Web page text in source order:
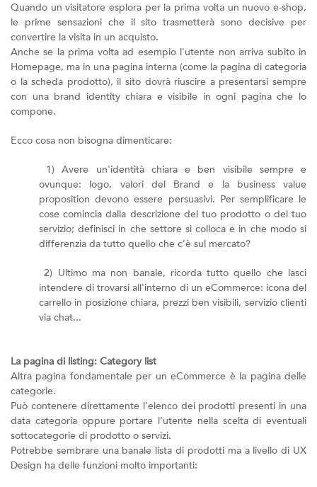
Quando un visitatore esplora per la prima volta un nuovo e-shop,
le prime sensazioni che il sito trasmetterà sono decisive per
convertire la visita in un acquisto.
Anche se la prima volta ad esempio l'utente non arriva subito in
Homepage, ma in una pagina interna (come la pagina di categoria
o la scheda prodotto), il sito dovrà riuscire a presentarsi sempre
con una brand identity chiara e visibile in ogni pagina che lo
compone.
Ecco cosa non bisogna dimenticare:
1) Avere un'identità chiara e ben visibile sempre e
ovunque: logo, valori del Brand e la business value
proposition devono essere persuasivi. Per semplificare le
cose comincia dalla descrizione del tuo prodotto o del tuo
servizio; definisci in che settore si colloca e in che modo si
differenzia da tutto quello che c’è sul mercato?
2) Ultimo ma non banale, ricorda tutto quello che lasci
intendere di trovarsi all'interno di un eCommerce: icona del
carrello in posizione chiara, prezzi ben visibili, servizio clienti
via chat...
La pagina di listing: Category list
Altra pagina fondamentale per un eCommerce è la pagina delle
categorie.
Può contenere direttamente l’elenco dei prodotti presenti in una
data categoria oppure portare l’utente nella scelta di eventuali
sottocategorie di prodotto o servizi.
Potrebbe sembrare una banale lista di prodotti ma a livello di UX
Design ha delle funzioni molto importanti: